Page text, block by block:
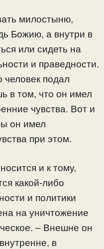
милостыню,
Божию, а внутри в
или сидеть на
и праведности.
человек подал
в том, что он имел
чувства. Вот и
он имел
при этом.
и к тому,
какой-либо
и политики
на уничтожение
– Внешне он
в